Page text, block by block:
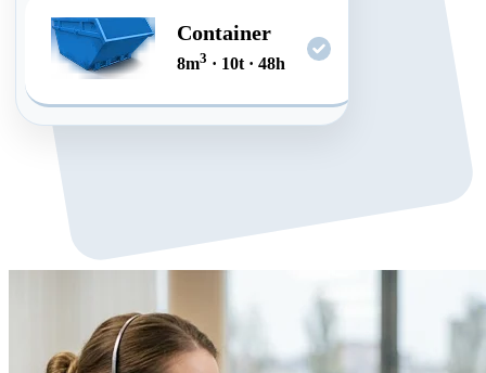
Container
8m3 · 10t · 48h